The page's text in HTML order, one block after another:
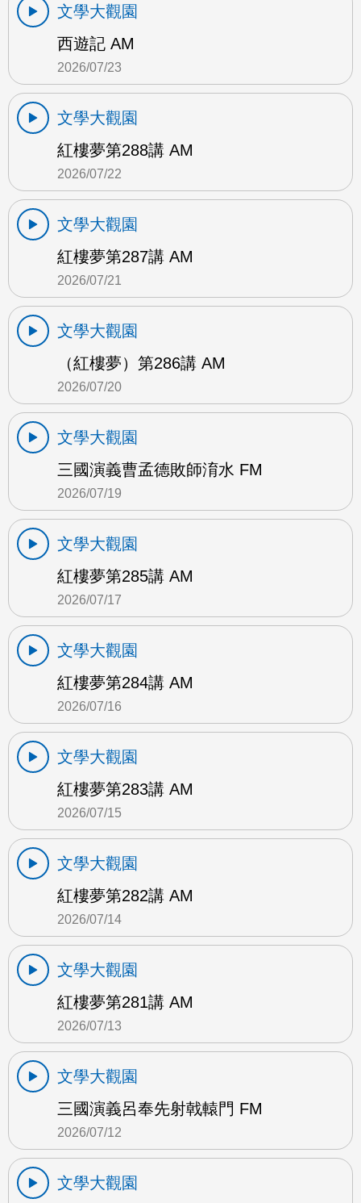
文學大觀園
西遊記 AM
2026/07/23
文學大觀園
紅樓夢第288講 AM
2026/07/22
文學大觀園
紅樓夢第287講 AM
2026/07/21
文學大觀園
（紅樓夢）第286講 AM
2026/07/20
文學大觀園
三國演義曹孟德敗師淯水 FM
2026/07/19
文學大觀園
紅樓夢第285講 AM
2026/07/17
文學大觀園
紅樓夢第284講 AM
2026/07/16
文學大觀園
紅樓夢第283講 AM
2026/07/15
文學大觀園
紅樓夢第282講 AM
2026/07/14
文學大觀園
紅樓夢第281講 AM
2026/07/13
文學大觀園
三國演義呂奉先射戟轅門 FM
2026/07/12
文學大觀園